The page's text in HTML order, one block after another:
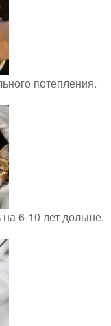
потепления.
6-10 лет дольше.